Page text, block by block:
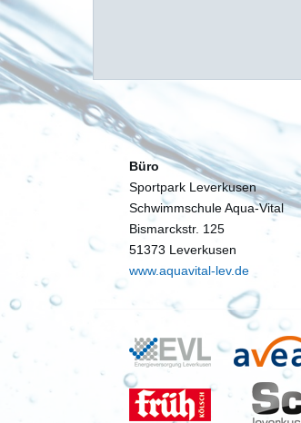
Büro
Sportpark Leverkusen
Schwimmschule Aqua-Vital
Bismarckstr. 125
51373 Leverkusen
www.aquavital-lev.de